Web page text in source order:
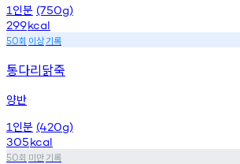
1 인분 (750g)
299kcal
50회 이상기록
통다리닭죽
양반
1 인분 (420g)
305kcal
50회 미만기록